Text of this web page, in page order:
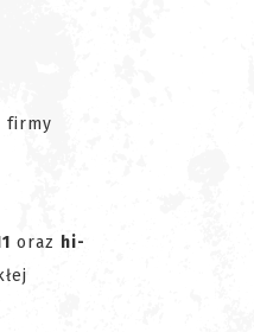
firmy
oraz hi-